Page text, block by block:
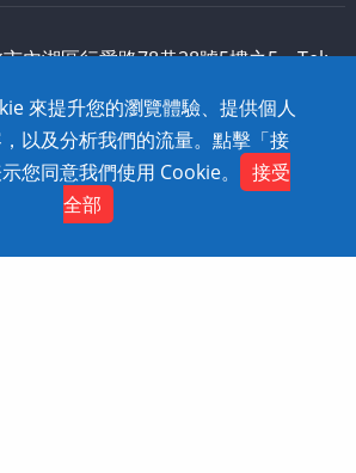
市內湖區行愛路78巷28號5樓之5 Tel:
SolidWizard Technology
Reserved. Dtell
網頁設計
Contact
來提升您的瀏覽體驗、提供個人
以及分析我們的流量。點擊「接
您同意我們使用 Cookie。
接受
全部